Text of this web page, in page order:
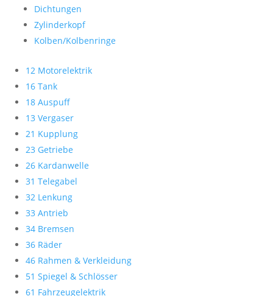
Dichtungen
Zylinderkopf
Kolben/Kolbenringe
12 Motorelektrik
16 Tank
18 Auspuff
13 Vergaser
21 Kupplung
23 Getriebe
26 Kardanwelle
31 Telegabel
32 Lenkung
33 Antrieb
34 Bremsen
36 Räder
46 Rahmen & Verkleidung
51 Spiegel & Schlösser
61 Fahrzeugelektrik